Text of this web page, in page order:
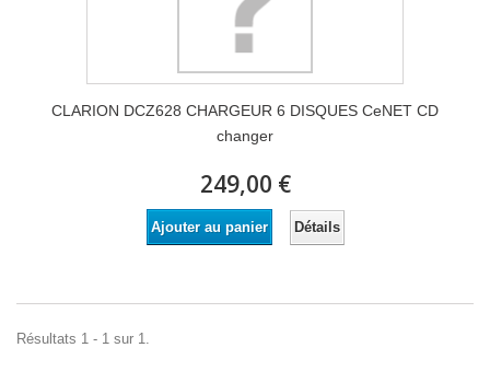
CLARION DCZ628 CHARGEUR 6 DISQUES CeNET CD
changer
249,00 €
Ajouter au panier Détails
Résultats 1 - 1 sur 1.